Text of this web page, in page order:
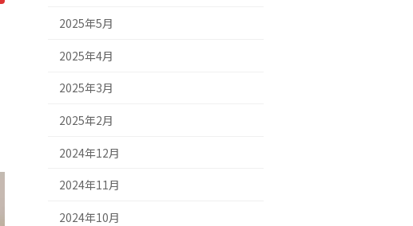
2025年5月
2025年4月
2025年3月
2025年2月
2024年12月
2024年11月
2024年10月